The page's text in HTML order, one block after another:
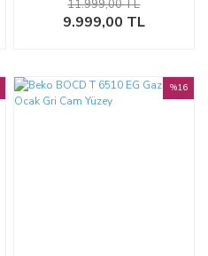
9.999,00 TL
11.999,00 TL
%16